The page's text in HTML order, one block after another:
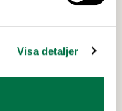
Visa detaljer
få med dig ett
varvar